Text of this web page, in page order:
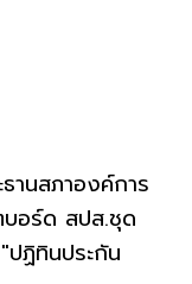
านสภาองค์การ
บอร์ด สปส.ชุด
ปฏิทินประกัน